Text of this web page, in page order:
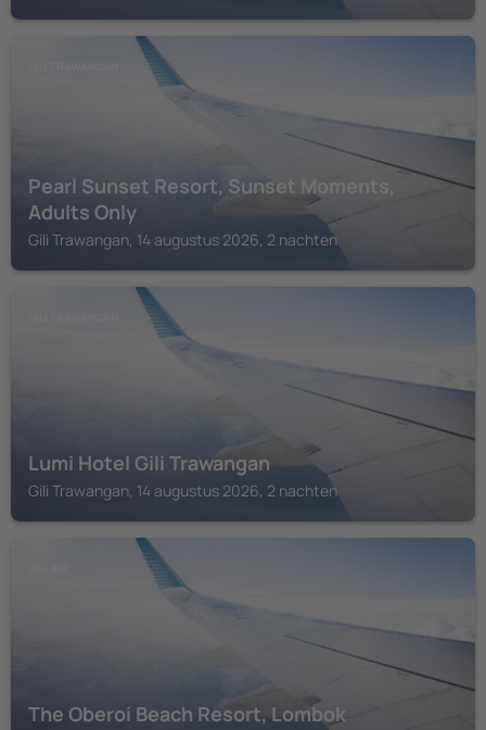
Pearl Sunset Resort, Sunset Moments,
Adults Only
Gili Trawangan, 14 augustus 2026, 2 nachten
Lumi Hotel Gili Trawangan
Gili Trawangan, 14 augustus 2026, 2 nachten
The Oberoi Beach Resort, Lombok